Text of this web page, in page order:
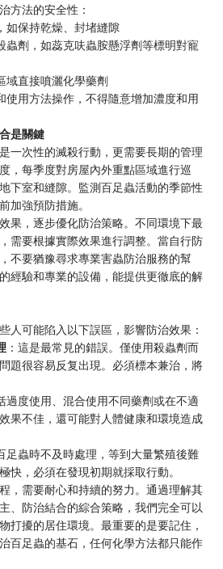
方法的安全性：
如保持乾燥、封堵縫隙
蟲劑，如蕊克呋蟲胺懸浮劑等標明對寵
域直接噴灑化學藥劑
使用方法操作，不得隨意增加濃度和用
是關鍵
一次性的滅殺行動，更需要長期的管理
，每季度對房屋內外重點區域進行巡
下室和縫隙。監測百足蟲活動的季節性
加強預防措施。
果，逐步優化防治策略。不同環境下最
需要根據實際效果進行調整。當自行防
不要猶豫尋求專業害蟲防治服務的幫
經驗和專業的設備，能提供更徹底的解
人可能陷入以下誤區，影響防治效果：
：這是最常見的錯誤。僅使用殺蟲劑而
題很容易反复出現。必須標本兼治，將
過度使用、混合使用不同藥劑或在不適
果不佳，還可能對人體健康和環境造成
足蟲時不及時處理，等到大量繁殖後難
快，必須在發現初期就採取行動。
，需要耐心和持續的努力。通過理解其
、防治結合的綜合策略，我們完全可以
打擾的居住環境。最重要的是要記住，
百足蟲的基石，任何化學方法都只能作